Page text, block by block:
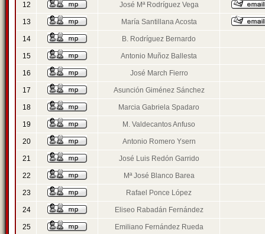
12 José Mª Rodríguez Vega
13 María Santillana Acosta
14 B. Rodríguez Bernardo
15 Antonio Muñoz Ballesta
16 José March Fierro
17 Asunción Giménez Sánchez
18 Marcia Gabriela Spadaro
19 M. Valdecantos Anfuso
20 Antonio Romero Ysern
21 José Luis Redón Garrido
22 Mª José Blanco Barea
23 Rafael Ponce López
24 Eliseo Rabadán Fernández
25 Emiliano Fernández Rueda